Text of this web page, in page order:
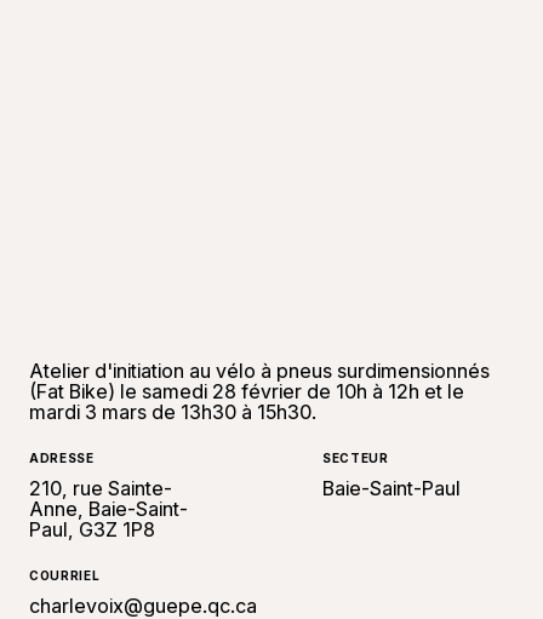
Atelier d'initiation au vélo à pneus surdimensionnés
(Fat Bike) le samedi 28 février de 10h à 12h et le
mardi 3 mars de 13h30 à 15h30.
ADRESSE
210, rue Sainte-
Anne, Baie-Saint-
Paul, G3Z 1P8
SECTEUR
Baie-Saint-Paul
COURRIEL
charlevoix@guepe.qc.ca